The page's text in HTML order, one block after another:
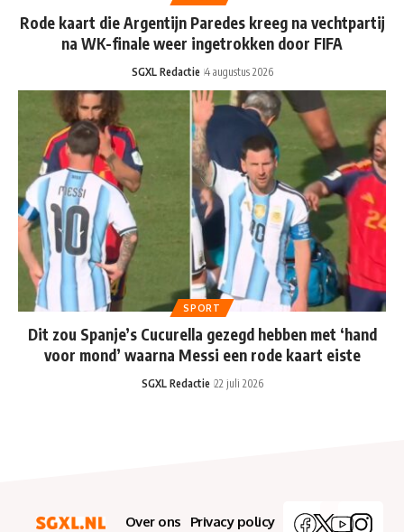
Rode kaart die Argentijn Paredes kreeg na vechtpartij
na WK-finale weer ingetrokken door FIFA
SGXL Redactie 4 augustus 2026
SPORT
Dit zou Spanje’s Cucurella gezegd hebben met ‘hand
voor mond’ waarna Messi een rode kaart eiste
SGXL Redactie 22 juli 2026
Over ons Privacy policy